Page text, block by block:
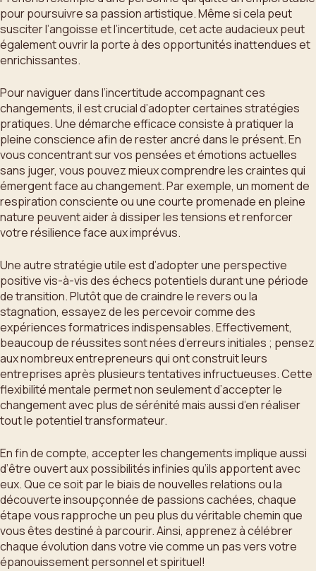
pour poursuivre sa passion artistique. Même si cela peut
susciter l’angoisse et l’incertitude, cet acte audacieux peut
également ouvrir la porte à des opportunités inattendues et
enrichissantes.
Pour naviguer dans l’incertitude accompagnant ces
changements, il est crucial d’adopter certaines stratégies
pratiques. Une démarche efficace consiste à pratiquer la
pleine conscience afin de rester ancré dans le présent. En
vous concentrant sur vos pensées et émotions actuelles
sans juger, vous pouvez mieux comprendre les craintes qui
émergent face au changement. Par exemple, un moment de
respiration consciente ou une courte promenade en pleine
nature peuvent aider à dissiper les tensions et renforcer
votre résilience face aux imprévus.
Une autre stratégie utile est d’adopter une perspective
positive vis-à-vis des échecs potentiels durant une période
de transition. Plutôt que de craindre le revers ou la
stagnation, essayez de les percevoir comme des
expériences formatrices indispensables. Effectivement,
beaucoup de réussites sont nées d’erreurs initiales ; pensez
aux nombreux entrepreneurs qui ont construit leurs
entreprises après plusieurs tentatives infructueuses. Cette
flexibilité mentale permet non seulement d’accepter le
changement avec plus de sérénité mais aussi d’en réaliser
tout le potentiel transformateur.
En fin de compte, accepter les changements implique aussi
d’être ouvert aux possibilités infinies qu’ils apportent avec
eux. Que ce soit par le biais de nouvelles relations ou la
découverte insoupçonnée de passions cachées, chaque
étape vous rapproche un peu plus du véritable chemin que
vous êtes destiné à parcourir. Ainsi, apprenez à célébrer
chaque évolution dans votre vie comme un pas vers votre
épanouissement personnel et spirituel!